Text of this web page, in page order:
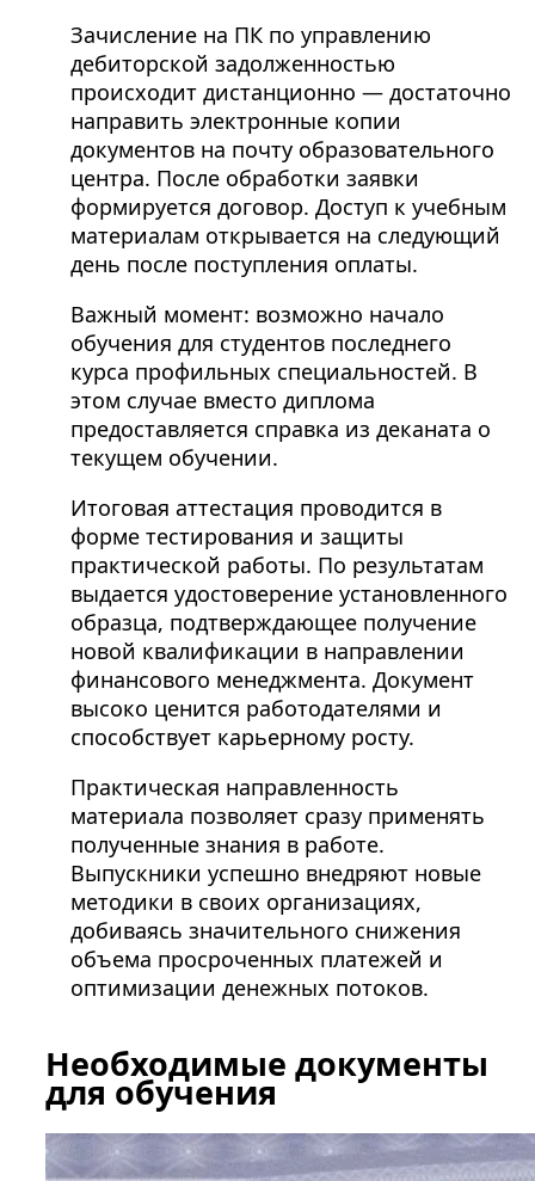
Зачисление на ПК по управлению
дебиторской задолженностью
происходит дистанционно — достаточно
направить электронные копии
документов на почту образовательного
центра. После обработки заявки
формируется договор. Доступ к учебным
материалам открывается на следующий
день после поступления оплаты.
Важный момент: возможно начало
обучения для студентов последнего
курса профильных специальностей. В
этом случае вместо диплома
предоставляется справка из деканата о
текущем обучении.
Итоговая аттестация проводится в
форме тестирования и защиты
практической работы. По результатам
выдается удостоверение установленного
образца, подтверждающее получение
новой квалификации в направлении
финансового менеджмента. Документ
высоко ценится работодателями и
способствует карьерному росту.
Практическая направленность
материала позволяет сразу применять
полученные знания в работе.
Выпускники успешно внедряют новые
методики в своих организациях,
добиваясь значительного снижения
объема просроченных платежей и
оптимизации денежных потоков.
Необходимые документы
для обучения